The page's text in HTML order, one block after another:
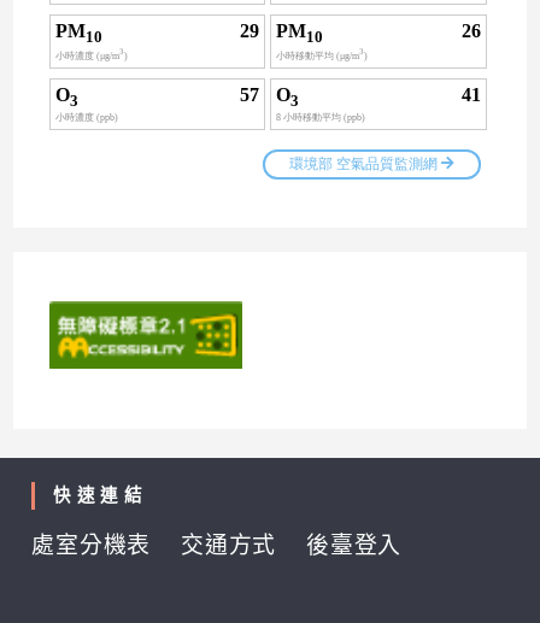
快速連結
處室分機表 交通方式 後臺登入